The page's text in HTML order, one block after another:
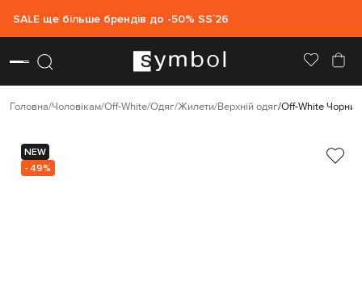
SALE ще більше брендів до -50% SS`26
Головна Чоловікам Off-White Одяг Жилети Верхній одяг Off-White
NEW
- 49%